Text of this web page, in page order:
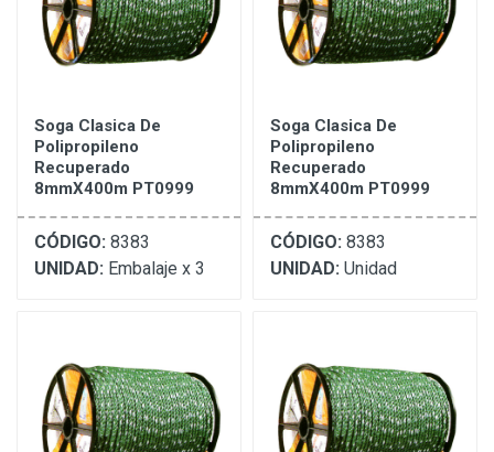
Soga Clasica De
Polipropileno
Recuperado
8mmX400m PT0999
CÓDIGO: 8383
UNIDAD: Embalaje x 3
Soga Clasica De
Polipropileno
Recuperado
8mmX400m PT0999
CÓDIGO: 8383
UNIDAD: Unidad